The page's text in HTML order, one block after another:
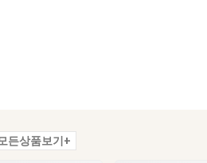
든상품보기+